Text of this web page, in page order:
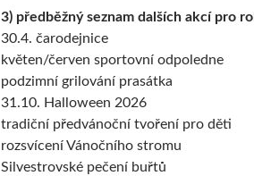
3) předběžný seznam dalších akcí pro
30.4. čarodejnice
květen/červen sportovní odpoledne
podzimní grilování prasátka
31.10. Halloween 2026
tradiční předvánoční tvoření pro děti
rozsvícení Vánočního stromu
Silvestrovské pečení buřtů